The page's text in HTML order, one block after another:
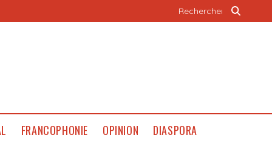
FRANCOPHONIE OPINION DIASPORA